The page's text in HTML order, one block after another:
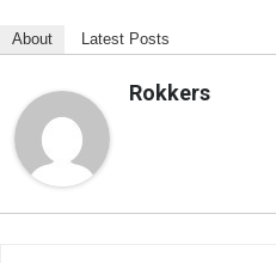
About Latest Posts
Rokkers